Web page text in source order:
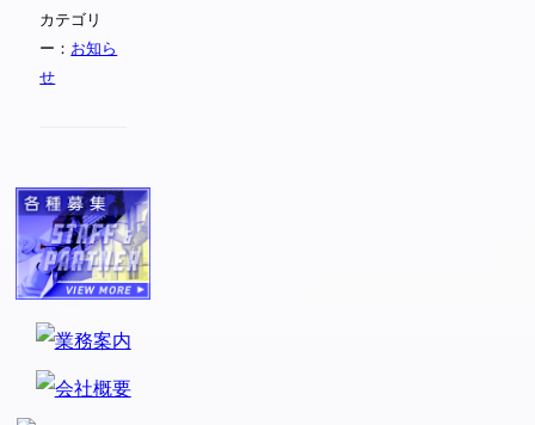
カテゴリ
ー： お知ら
せ